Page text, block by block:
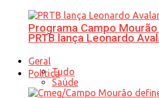
Programa Campo
Política
PRTB lança Leonardo
Geral
Tudo
Saúde